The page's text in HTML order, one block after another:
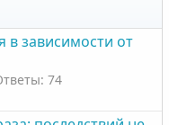
в зависимости от
74